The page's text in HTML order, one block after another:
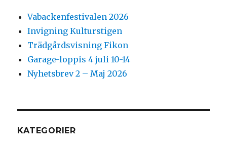
Vabackenfestivalen 2026
Invigning Kulturstigen
Trädgårdsvisning Fikon
Garage-loppis 4 juli 10-14
Nyhetsbrev 2 – Maj 2026
KATEGORIER